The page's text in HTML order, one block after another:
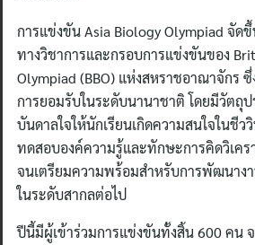
การแข่งขัน Asia Biology Olympiad จัด
ทางวิชาการและกรอบการแข่งขันของ
Olympiad (BBO) แห่งสหราชอาณาจักร
การยอมรับในระดับนานาชาติ โดยมีวัตถุป
บันดาลใจให้นักเรียนเกิดความสนใจในชีว
ทดสอบองค์ความรู้และทักษะการคิดวิเคร
จนเตรียมความพร้อมสำหรับการพัฒนาง
ในระดับสากลต่อไป
ปีนี้มีผู้เข้าร่วมการแข่งขันทั้งสิ้น 600 คน